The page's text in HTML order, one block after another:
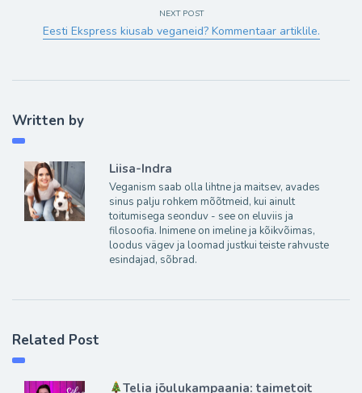
NEXT POST
Eesti Ekspress kiusab veganeid? Kommentaar artiklile.
Written by
Liisa-Indra
Veganism saab olla lihtne ja maitsev, avades
sinus palju rohkem mõõtmeid, kui ainult
toitumisega seonduv - see on eluviis ja
filosoofia. Inimene on imeline ja kõikvõimas,
loodus vägev ja loomad justkui teiste rahvuste
esindajad, sõbrad.
Related Post
Telia jõulukampaania: taimetoit